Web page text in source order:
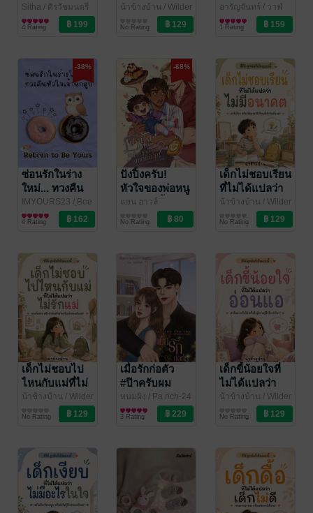
(หนังสือเสียง)
Sitha / ศิรวัชมนตรี
นิยายโรมานซ์
4 Rating
เสียคน
น้าข้างบ้าน / Wilder
No Rating
คะ ?
อารัญจันทร์/ วาฬ
สีน้ำเงินใต้ทะเลลึก
นิยายโรมานซ์
1 Rating
-38%
ซ่อนรักในร่าง
ใหม่... ทวงคืน
หัวใจเจ้านกฮูก
IMYOURS23 / ฺBee
Happy Publishing
นิยาย Girl
Love/Yuri
4 Rating
-68%
ปังปิ้งครับ!
หัวใจของพ่อหนู
ลุงขอได้มั้ย
แยน ฮาวล์
นิยายวาย Boy
Love / Yaoi
No Rating
เด็กไม่ชอบเรียน
ที่ไม่ได้แปลว่า
ไม่มีอนาคต
น้าข้างบ้าน / Wilder
No Rating
เด็กไม่ชอบไป
ไหนกับแม่ที่ไม่
ได้แปลว่าไม่รัก
น้าข้างบ้าน / Wilder
No Rating
เมื่อรักก่อตัว
#ป๊าครับผม
อยากมีม๊า
หนมผิง / Pa rich-24
นิยายรัก
3 Rating
เด็กขี้น้อยใจที่
ไม่ได้แปลว่า
อ่อนแอ
น้าข้างบ้าน / Wilder
No Rating